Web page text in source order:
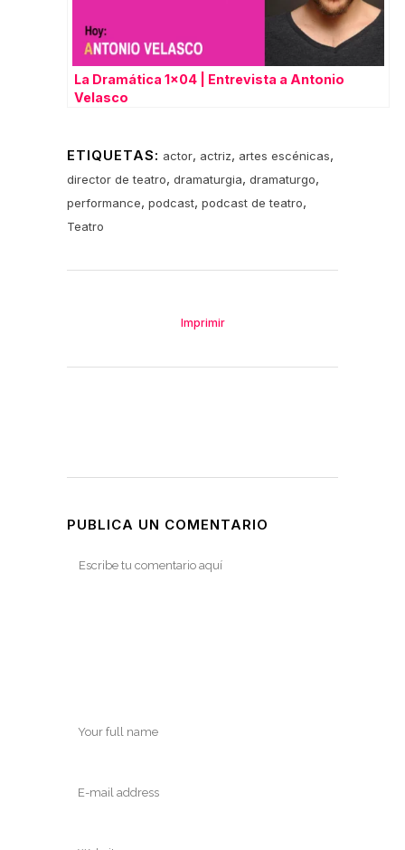
La Dramática 1×04 | Entrevista a Antonio
Velasco
ETIQUETAS: actor, actriz, artes escénicas,
director de teatro, dramaturgia, dramaturgo,
performance, podcast, podcast de teatro,
Teatro
Imprimir
PUBLICA UN COMENTARIO